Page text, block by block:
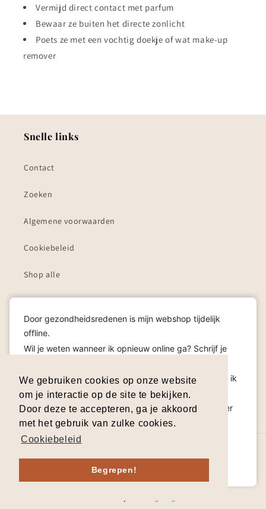
We gebruiken cookies op onze website
om je interactie op de site te bekijken.
Door deze te accepteren, ga je akkoord
met het gebruik van zulke cookies.
Cookiebeleid
Begrepen!
Vermijd direct contact met parfum
Bewaar ze buiten het directe zonlicht
Poets ze met een vochtig doekje of wat make-up
remover
Snelle links
Contact
Zoeken
Algemene voorwaarden
Cookiebeleid
Shop alle
Cadeaubon
Schrijf je in op mijn nieuwsbrief!
E‑mail
FacebookInstagram
TikTokPinterest
Door gezondheidsredenen is mijn webshop tijdelijk
offline.
Wil je weten wanneer ik opnieuw online ga? Schrijf je
Heb je een vraag? Aarzel niet om me te contacteren, ik
help je graag.
Cadeaubonnen worden uiteraard verlengd zodat je er
zonder zorgen van kan genieten.
Dankjewel voor je begrip en je lieve steun.
Dismiss Contacteer me hier